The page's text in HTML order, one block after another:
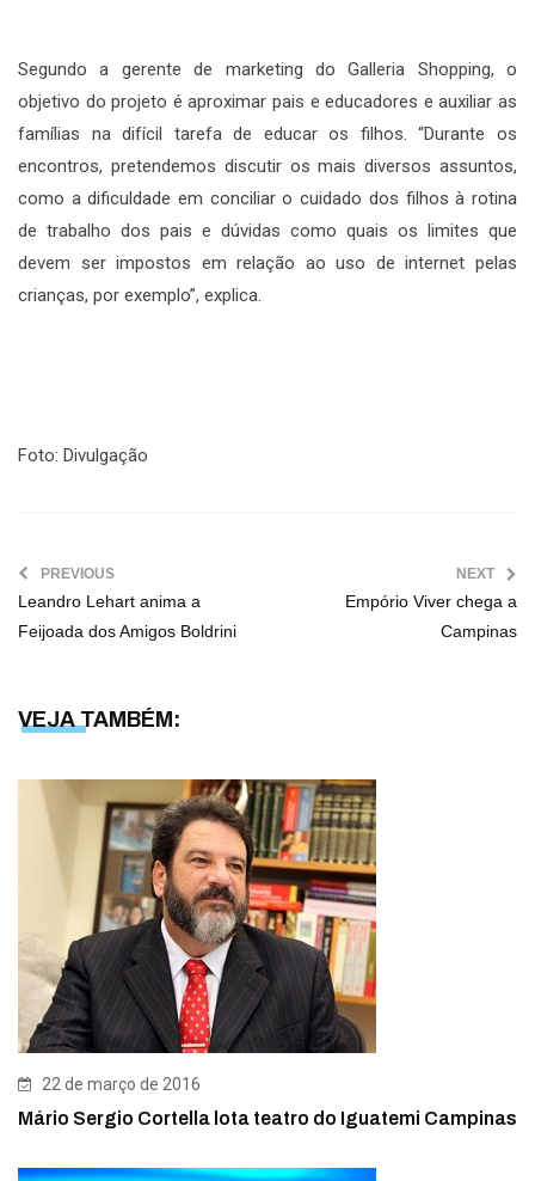
Segundo a gerente de marketing do Galleria Shopping, o
objetivo do projeto é aproximar pais e educadores e auxiliar as
famílias na difícil tarefa de educar os filhos. “Durante os
encontros, pretendemos discutir os mais diversos assuntos,
como a dificuldade em conciliar o cuidado dos filhos à rotina
de trabalho dos pais e dúvidas como quais os limites que
devem ser impostos em relação ao uso de internet pelas
crianças, por exemplo”, explica.
Foto: Divulgação
PREVIOUS
Leandro Lehart anima a
Feijoada dos Amigos Boldrini
NEXT
Empório Viver chega a
Campinas
VEJA TAMBÉM:
22 de março de 2016
Mário Sergio Cortella lota teatro do Iguatemi Campinas